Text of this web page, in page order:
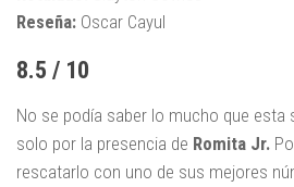
Reseña: Oscar Cayul
8.5 / 10
No se podía saber lo mucho que esta
solo por la presencia de Romita Jr.
rescatarlo con uno de sus mejores